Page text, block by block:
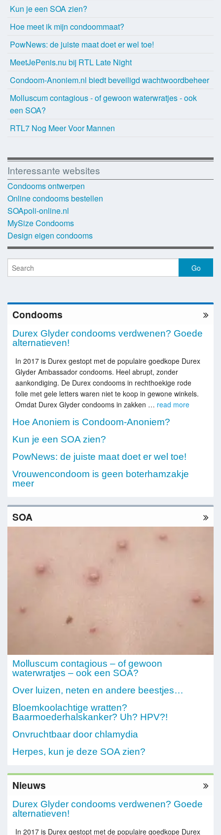
Kun je een SOA zien?
Hoe meet ik mijn condoommaat?
PowNews: de juiste maat doet er wel toe!
MeetJePenis.nu bij RTL Late Night
Condoom-Anoniem.nl biedt beveiligd wachtwoordbeheer
Molluscum contagious - of gewoon waterwratjes - ook
een SOA?
RTL7 Nog Meer Voor Mannen
Interessante websites
Condooms ontwerpen
Online condooms bestellen
SOApoli-online.nl
MySize Condooms
Design eigen condooms
Condooms
Durex Glyder condooms verdwenen? Goede
alternatieven!
In 2017 is Durex gestopt met de populaire goedkope Durex
Glyder Ambassador condooms. Heel abrupt, zonder
aankondiging. De Durex condooms in rechthoekige rode
folie met gele letters waren niet te koop in gewone winkels.
Omdat Durex Glyder condooms in zakken … read more
Hoe Anoniem is Condoom-Anoniem?
Kun je een SOA zien?
PowNews: de juiste maat doet er wel toe!
Vrouwencondoom is geen boterhamzakje
meer
SOA
Molluscum contagious – of gewoon
waterwratjes – ook een SOA?
Over luizen, neten en andere beestjes…
Bloemkoolachtige wratten?
Baarmoederhalskanker? Uh? HPV?!
Onvruchtbaar door chlamydia
Herpes, kun je deze SOA zien?
Nieuws
Durex Glyder condooms verdwenen? Goede
alternatieven!
In 2017 is Durex gestopt met de populaire goedkope Durex